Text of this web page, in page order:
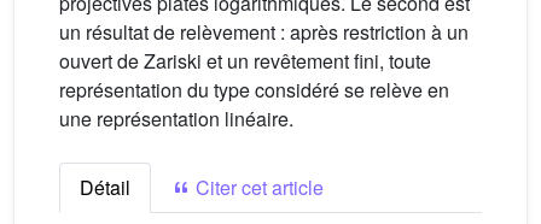
un résultat de relèvement : après restriction à un
ouvert de Zariski et un revêtement fini, toute
représentation du type considéré se relève en
une représentation linéaire.
Détail
Citer cet article